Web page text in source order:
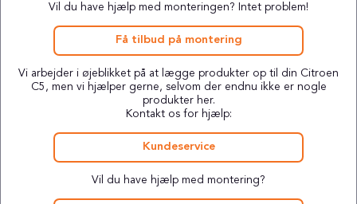
Vil du have hjælp med monteringen? Intet problem!
Få tilbud på montering
Vi arbejder i øjeblikket på at lægge produkter op til din Citroen
C5, men vi hjælper gerne, selvom der endnu ikke er nogle
produkter her.
Kontakt os for hjælp:
Kundeservice
Vil du have hjælp med montering?